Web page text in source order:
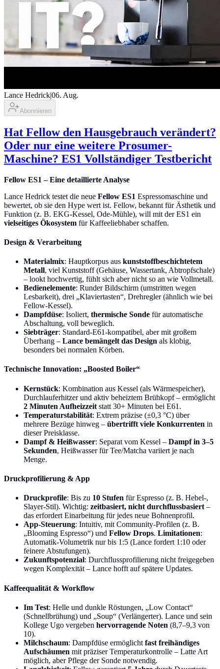
Lance Hedrick|06. Aug.
Abonnieren
Hat Fellow den Hausgebrauch verändert?
Oder nur eine weitere Prosumer-
Maschine? ES1 Vollständiger Testbericht
Fellow ES1 – Eine detaillierte Analyse
Lance Hedrick testet die neue Fellow ES1 Espressomaschine und
bewertet, ob sie den Hype wert ist. Fellow, bekannt für Ästhetik und
Funktion (z. B. EKG-Kessel, Ode-Mühle), will mit der ES1 ein
vielseitiges Ökosystem für Kaffeeliebhaber schaffen.
Design & Verarbeitung
Materialmix: Hauptkorpus aus kunststoffbeschichtetem
Metall, viel Kunststoff (Gehäuse, Wassertank, Abtropfschale)
– lookt hochwertig, fühlt sich aber nicht so an wie Vollmetall.
Bedienelemente: Runder Bildschirm (umstritten wegen
Lesbarkeit), drei „Klaviertasten“, Drehregler (ähnlich wie bei
Fellow-Kessel).
Dampfdüse: Isoliert, thermische Sonde für automatische
Abschaltung, voll beweglich.
Siebträger: Standard-E61-kompatibel, aber mit großem
Überhang – Lance bemängelt das Design als klobig,
besonders bei normalen Körben.
Technische Innovation: „Boosted Boiler“
Kernstück: Kombination aus Kessel (als Wärmespeicher),
Durchlauferhitzer und aktiv beheiztem Brühkopf – ermöglicht
2 Minuten Aufheizzeit statt 30+ Minuten bei E61.
Temperaturstabilität: Extrem präzise (±0,3 °C) über
mehrere Bezüge hinweg – übertrifft viele Konkurrenten in
dieser Preisklasse.
Dampf & Heißwasser: Separat vom Kessel – Dampf in 3–5
Sekunden, Heißwasser für Tee/Matcha variiert je nach
Menge.
Druckprofilierung & App
Druckprofile: Bis zu 10 Stufen für Espresso (z. B. Hebel-,
Slayer-Stil). Wichtig: zeitbasiert, nicht durchflussbasiert –
das erfordert Einarbeitung für jedes neue Bohnenprofil.
App-Steuerung: Intuitiv, mit Community-Profilen (z. B.
„Blooming Espresso“) und Fellow Drops. Limitationen:
Automatik-Volumetrik nur bis 1:5 (Lance fordert 1:10 oder
feinere Abstufungen).
Zukunftspotenzial: Durchflussprofilierung nicht freigegeben
wegen Komplexität – Lance hofft auf spätere Updates.
Kaffeequalität & Workflow
Im Test: Helle und dunkle Röstungen, „Low Contact“
(Schnellbrühung) und „Soup“ (Verlängerter). Lance und sein
Kollege Ugo vergeben hervorragende Noten (8,7–9,3 von
10).
Milchschaum: Dampfdüse ermöglicht fast freihändiges
Aufschäumen mit präziser Temperaturkontrolle – Latte Art
möglich, aber Pflege der Sonde notwendig.